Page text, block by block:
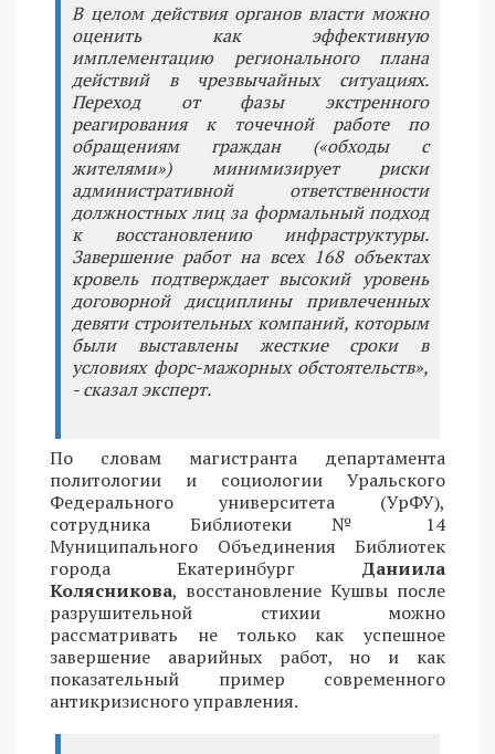
В целом действия органов власти можно
оценить как эффективную
имплементацию регионального плана
действий в чрезвычайных ситуациях.
Переход от фазы экстренного
реагирования к точечной работе по
обращениям граждан («обходы с
жителями») минимизирует риски
административной ответственности
должностных лиц за формальный подход
к восстановлению инфраструктуры.
Завершение работ на всех 168 объектах
кровель подтверждает высокий уровень
договорной дисциплины привлеченных
девяти строительных компаний, которым
были выставлены жесткие сроки в
условиях форс-мажорных обстоятельств»,
- сказал эксперт.
По словам магистранта департамента
политологии и социологии Уральского
Федерального университета (УрФУ),
сотрудника Библиотеки № 14
Муниципального Объединения Библиотек
города Екатеринбург Даниила
Колясникова, восстановление Кушвы после
разрушительной стихии можно
рассматривать не только как успешное
завершение аварийных работ, но и как
показательный пример современного
антикризисного управления.